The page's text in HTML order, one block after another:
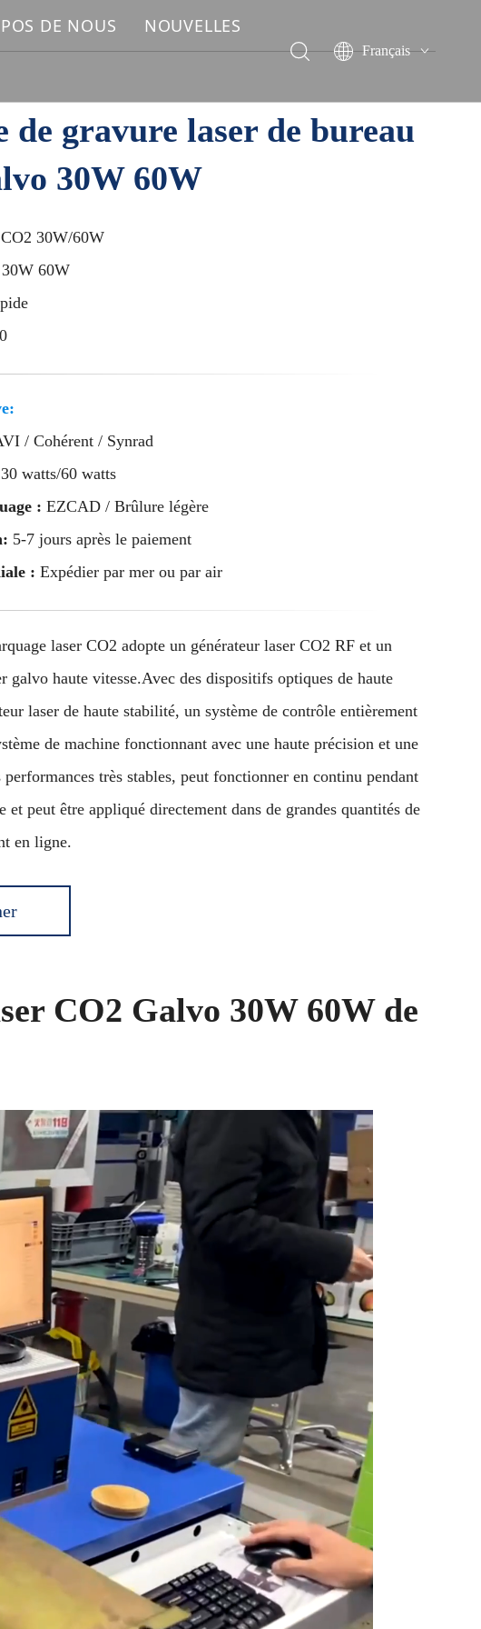
fibre
DE NOUS NOUVELLES
Français
简体中文
العربية
de gravure laser de bureau
30W 60W
CO2 30W/60W
60W
/ Cohérent / Synrad
30 watts/60 watts
: EZCAD / Brûlure légère
5-7 jours après le paiement
: Expédier par mer ou par air
laser CO2 adopte un générateur laser CO2 RF et un
galvo haute vitesse.Avec des dispositifs optiques de haute
laser de haute stabilité, un système de contrôle entièrement
de machine fonctionnant avec une haute précision et une
performances très stables, peut fonctionner en continu pendant
et peut être appliqué directement dans de grandes quantités de
en ligne.
CO2 Galvo 30W 60W de